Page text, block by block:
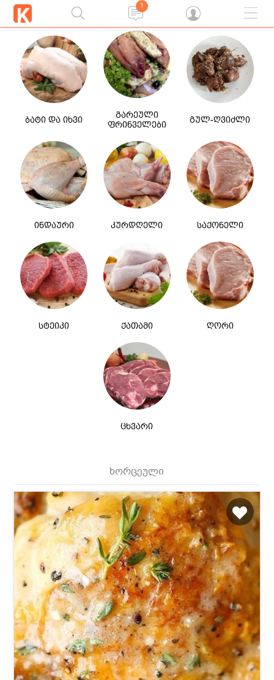
1
ბატი და იხვი
გარეული
ფრინველები
გულ-ღვიძლი
ინდაური კურდღელი საქონელი
სტეიკი ქათამი ღორი
ცხვარი
ხორცეული